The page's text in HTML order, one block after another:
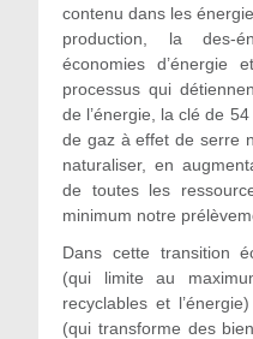
contenu dans les
production, la des-
économies d’énergie
processus qui
de l’énergie, la clé de
de gaz à effet de serre
naturaliser, en
de toutes les
minimum notre
Dans cette transition
(qui limite au
recyclables et
(qui transforme des